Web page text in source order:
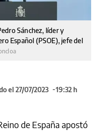
Sánchez, líder y
Español (PSOE), jefe del
el 27/07/2023
19:32 h
de España apostó